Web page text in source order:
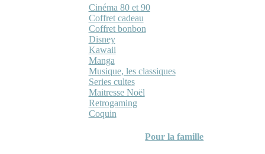
Cinéma 80 et 90
Coffret cadeau
Coffret bonbon
Disney
Kawaii
Manga
Musique, les classiques
Series cultes
Maitresse Noël
Retrogaming
Coquin
Pour la famille